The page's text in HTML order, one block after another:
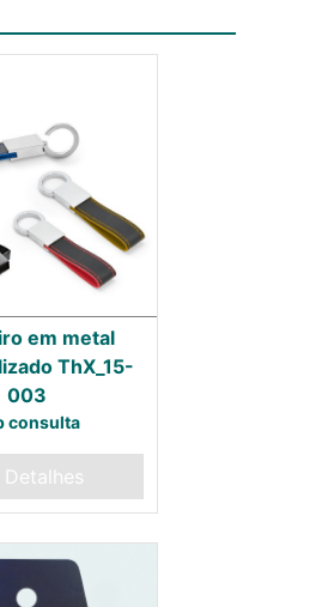
em metal
ThX_15-
003
consulta
Detalhes